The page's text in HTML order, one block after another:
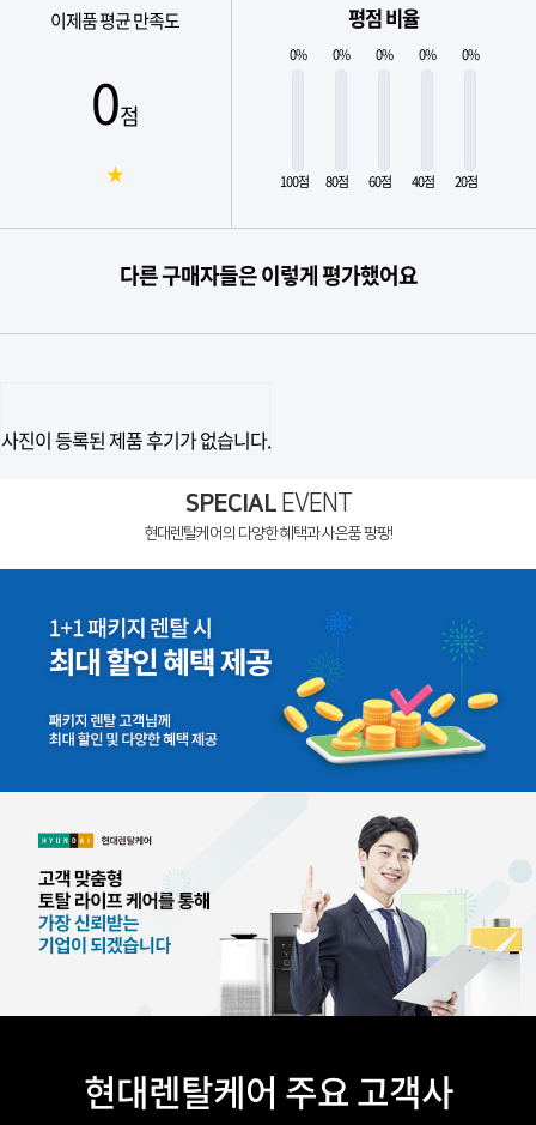
이제품 평균 만족도
0점
★
평점 비율
0%
100점
0%
80점
0%
60점
0%
40점
0%
20점
다른 구매자들은 이렇게 평가했어요
사진이 등록된 제품 후기가 없습니다.
SPECIALEVENT
현대렌탈케어의 다양한 혜택과 사은품 팡팡!
현대렌탈케어 주요 고객사